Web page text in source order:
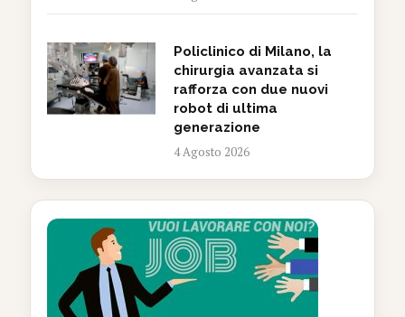
Policlinico di Milano, la
chirurgia avanzata si
rafforza con due nuovi
robot di ultima
generazione
4 Agosto 2026